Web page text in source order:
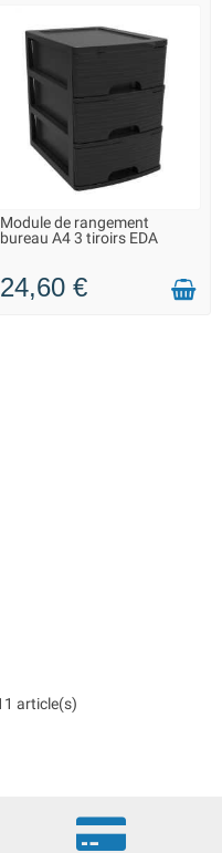
EN STOCK DANS 7 JOURS -
VOUS POUVEZ COMMANDER
Module de rangement
bureau A4 3 tiroirs EDA
24,60 €
article(s)